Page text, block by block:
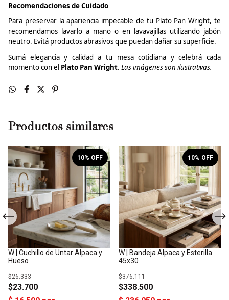
Recomendaciones de Cuidado
Para preservar la apariencia impecable de tu Plato Pan Wright, te
recomendamos lavarlo a mano o en lavavajillas utilizando jabón
neutro. Evitá productos abrasivos que puedan dañar su superficie.
Sumá elegancia y calidad a tu mesa cotidiana ycelebrá cada
momento con el Plato Pan Wright. Las imágenes son ilustrativas.
Productos similares
W | Cuchillo de Untar Alpaca y
Hueso
$23.700
$26.333
10% OFF
W | Bandeja Alpaca y Esterilla
45x30
$338.500
$376.111
10% OFF